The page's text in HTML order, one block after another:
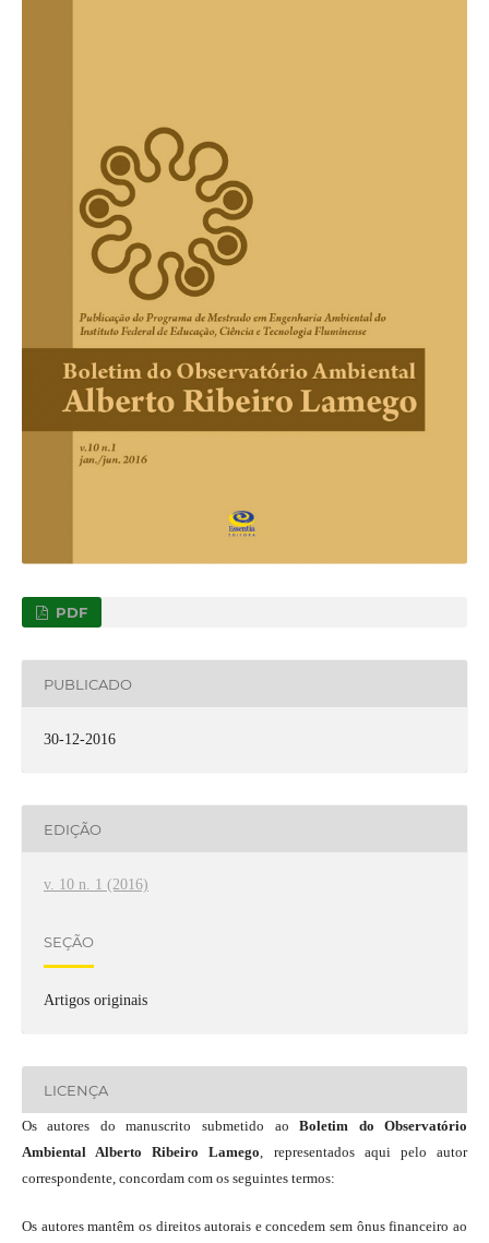
PDF
PUBLICADO
30-12-2016
EDIÇÃO
v. 10 n. 1 (2016)
SEÇÃO
Artigos originais
LICENÇA
Os autores do manuscrito submetido aoBoletim do Observatório
Ambiental Alberto Ribeiro Lamego, representados aqui pelo autor
correspondente, concordam com os seguintes termos:
Os autores mantêm os direitos autorais e concedem sem ônus financeiro ao